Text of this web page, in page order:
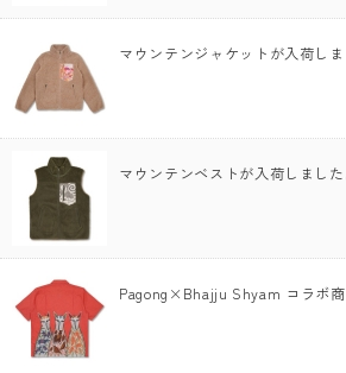
マウンテンジャケットが入荷しま
マウンテンベストが入荷しました
Pagong×Bhajju Shyam コラボ